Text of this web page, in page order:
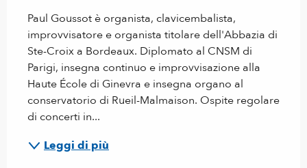
Paul Goussot è organista, clavicembalista,
improvvisatore e organista titolare dell'Abbazia di
Ste-Croix a Bordeaux. Diplomato al CNSM di
Parigi, insegna continuo e improvvisazione alla
Haute École di Ginevra e insegna organo al
conservatorio di Rueil-Malmaison. Ospite regolare
di concerti in...
Leggi di più